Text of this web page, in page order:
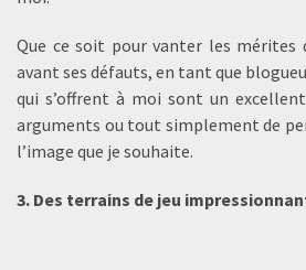
Que ce soit pour vanter les mérites
avant ses défauts, en tant que
qui s’offrent à moi sont un
arguments ou tout simplement de
l’image que je souhaite.
3. Des terrains de jeu